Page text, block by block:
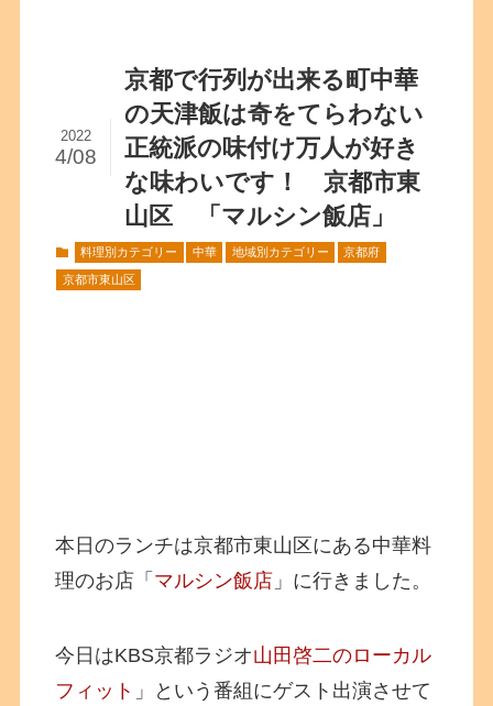
京都で行列が出来る町中華
の天津飯は奇をてらわない
正統派の味付け万人が好き
な味わいです！ 京都市東
山区 「マルシン飯店」
2022
4/08
料理別カテゴリー 中華 地域別カテゴリー 京都府
京都市東山区
本日のランチは京都市東山区にある中華料
理のお店「 マルシン飯店 」に行きました。
今日はKBS京都ラジオ山田啓二のローカル
フィット 」という番組にゲスト出演させて